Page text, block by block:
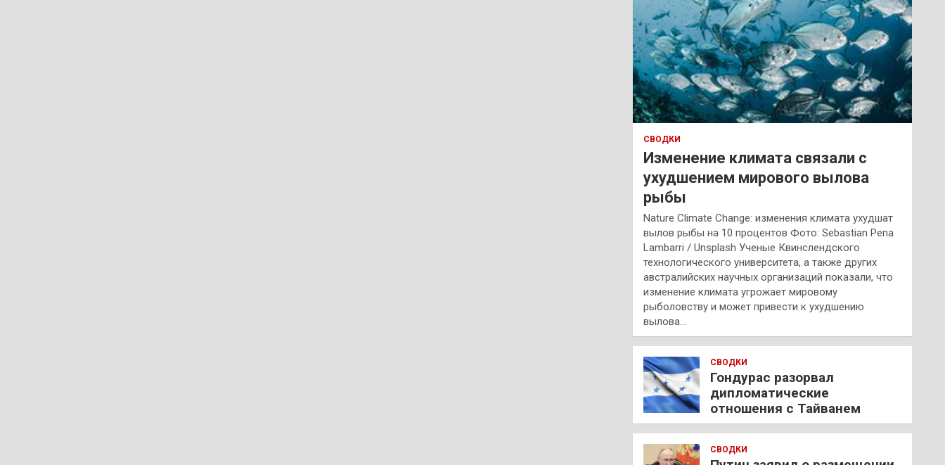
СВОДКИ
Изменение климата связали с
ухудшением мирового вылова
рыбы
Nature Climate Change: изменения климата ухудшат
вылов рыбы на 10 процентов Фото: Sebastian Pena
Lambarri / Unsplash Ученые Квинслендского
технологического университета, а также других
австралийских научных организаций показали, что
изменение климата угрожает мировому
рыболовству и может привести к ухудшению
вылова…
СВОДКИ
Гондурас разорвал
дипломатические
отношения с Тайванем
СВОДКИ